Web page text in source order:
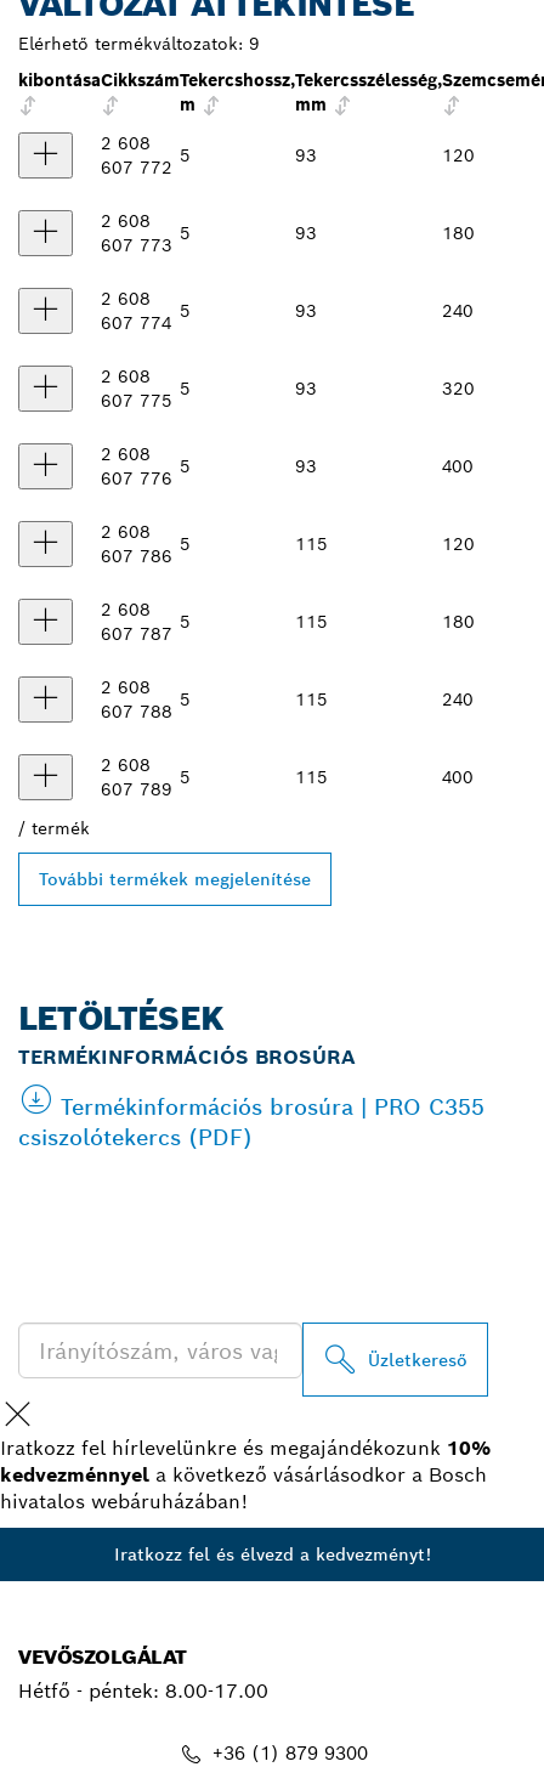
Elérhető termékváltozatok: 9
kibontásaCikkszámTekercshossz,
m
Tekercsszélesség,
mm
2 608
607 772
5 93 120
2 608
607 773
5 93 180
2 608
607 774
5 93 240
2 608
607 775
5 93 320
2 608
607 776
5 93 400
2 608
607 786
5 115 120
2 608
607 787
5 115 180
2 608
607 788
5 115 240
2 608
607 789
5 115 400
/ termék
További termékek megjelenítése
LETÖLTÉSEK
TERMÉKINFORMÁCIÓS BROSÚRA
Termékinformációs brosúra | PRO C355
csiszolótekercs (PDF)
Üzletkereső
Iratkozz fel hírlevelünkre és megajándékozunk 10%
kedvezménnyel a következő vásárlásodkor a Bosch
hivatalos webáruházában!
Iratkozz fel és élvezd a kedvezményt!
VEVŐSZOLGÁLAT
Hétfő - péntek: 8.00-17.00
+36 (1) 879 9300